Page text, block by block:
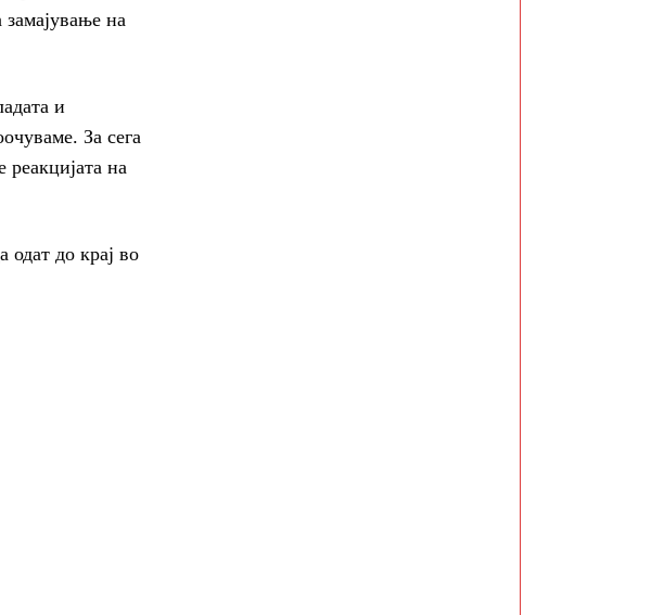
на
и
За сега
реакцијата на
одат до крај во